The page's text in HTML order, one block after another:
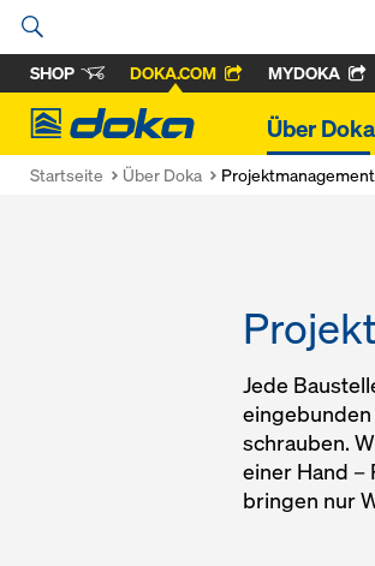
SHOP DOKA.COM MYDOKA
Doka
Über Doka
Startseite Über Doka Projektmanagement
Jede
schrauben.
einer Hand –
bringen nur